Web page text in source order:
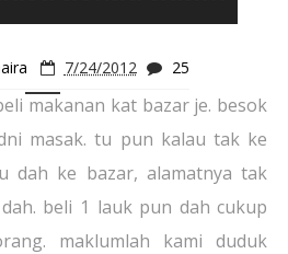
7/24/2012 25
makanan kat bazar je. besok
masak. tu pun kalau tak ke
dah ke bazar, alamatnya tak
beli 1 lauk pun dah cukup
maklumlah kami duduk